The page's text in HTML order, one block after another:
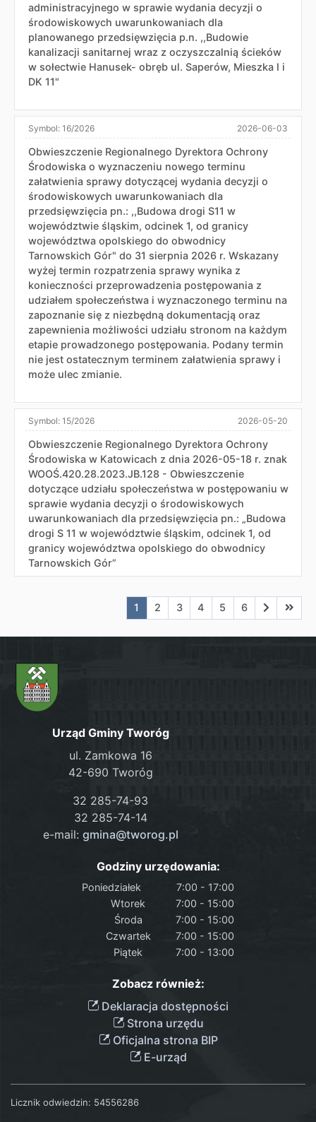
administracyjnego w sprawie wydania decyzji o
środowiskowych uwarunkowaniach dla
planowanego przedsięwzięcia p.n. ,,Budowie
kanalizacji sanitarnej wraz z oczyszczalnią ścieków
w sołectwie Hanusek- obręb ul. Saperów, Mieszka I i
DK 11"
Symbol: 16/2026 2026-06-03
Obwieszczenie Regionalnego Dyrektora Ochrony
Środowiska o wyznaczeniu nowego terminu
załatwienia sprawy dotyczącej wydania decyzji o
środowiskowych uwarunkowaniach dla
przedsięwzięcia pn.: ,,Budowa drogi S11 w
województwie śląskim, odcinek 1, od granicy
województwa opolskiego do obwodnicy
Tarnowskich Gór" do 31 sierpnia 2026 r. Wskazany
wyżej termin rozpatrzenia sprawy wynika z
konieczności przeprowadzenia postępowania z
udziałem społeczeństwa i wyznaczonego terminu na
zapoznanie się z niezbędną dokumentacją oraz
zapewnienia możliwości udziału stronom na każdym
etapie prowadzonego postępowania. Podany termin
nie jest ostatecznym terminem załatwienia sprawy i
może ulec zmianie.
Symbol: 15/2026 2026-05-20
Obwieszczenie Regionalnego Dyrektora Ochrony
Środowiska w Katowicach z dnia 2026-05-18 r. znak
WOOŚ.420.28.2023.JB.128 - Obwieszczenie
dotyczące udziału społeczeństwa w postępowaniu w
sprawie wydania decyzji o środowiskowych
uwarunkowaniach dla przedsięwzięcia pn.: „Budowa
drogi S 11 w województwie śląskim, odcinek 1, od
granicy województwa opolskiego do obwodnicy
Tarnowskich Gór”
Aktualna strona nr 1
1 Przejdź do strony nr 2
2 Przejdź do strony nr 3
3 Przejdź do strony nr 4
4 Przejdź do strony
5 Przejdź do
6 Przejdź
Urząd Gminy Tworóg
ul. Zamkowa 16
42-690 Tworóg
32 285-74-93
32 285-74-14
e-mail: gmina@tworog.pl
Godziny urzędowania:
Poniedziałek
7:00 - 17:00
Wtorek
7:00 - 15:00
Środa
7:00 - 15:00
Czwartek
7:00 - 15:00
Piątek
7:00 - 13:00
Zobacz również:
Deklaracja dostępności
Strona urzędu
Oficjalna strona BIP
E-urząd
Licznik odwiedzin: 54556286